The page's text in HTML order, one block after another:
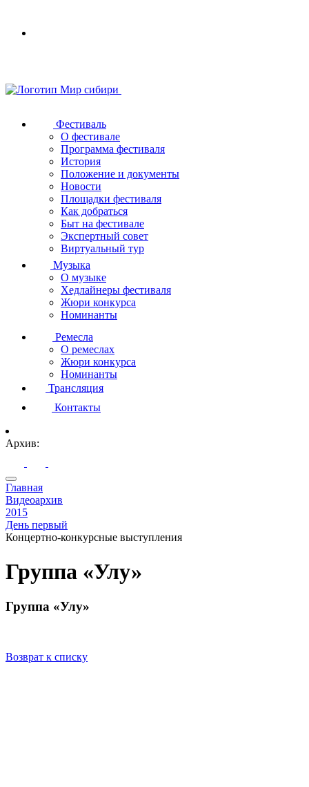
browser
Фестиваль
О фестивале
Программа фестиваля
История
Положение и документы
Новости
Площадки фестиваля
Как добраться
Быт на фестивале
Экспертный совет
Виртуальный тур
Музыка
О музыке
Хедлайнеры фестиваля
Жюри конкурса
Номинанты
Ремесла
О ремеслах
Жюри конкурса
Номинанты
Трансляция
Контакты
Архив:
Главная
Видеоархив
2015
День первый
Концертно-конкурсные выступления
Группа «Улу»
Группа «Улу»
Возврат к списку